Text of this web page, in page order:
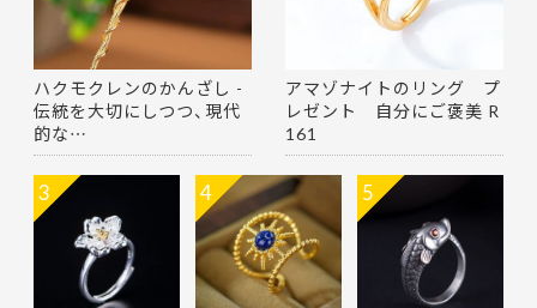
ハクモクレンのかんざし -
伝統を大切にしつつ、現代
的な…
アマゾナイトのリング プ
レゼント 自分にご褒美 R
161
3 4 5